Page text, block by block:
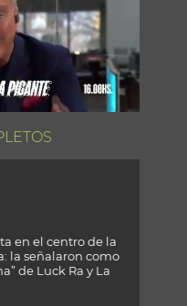
en el centro de la
la señalaron como
de Luck Ra y La